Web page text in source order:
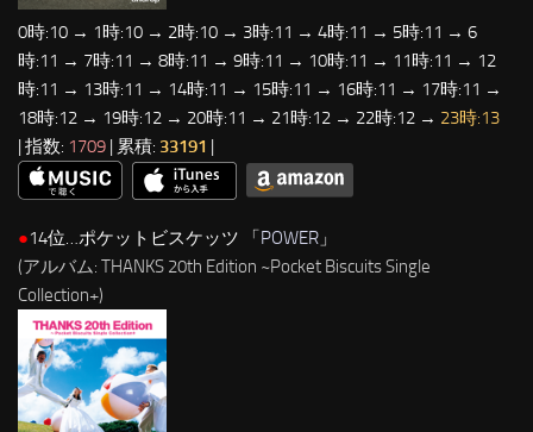
0時:10 → 1時:10 → 2時:10 → 3時:11 → 4時:11 → 5時:11 → 6
時:11 → 7時:11 → 8時:11 → 9時:11 → 10時:11 → 11時:11 → 12
時:11 → 13時:11 → 14時:11 → 15時:11 → 16時:11 → 17時:11 →
18時:12 → 19時:12 → 20時:11 → 21時:12 → 22時:12 → 23時:13
| 指数: 1709 | 累積: 33191
●14位…ポケットビスケッツ 「POWER 」
(アルバム: THANKS 20th Edition ~Pocket Biscuits Single
Collection+)